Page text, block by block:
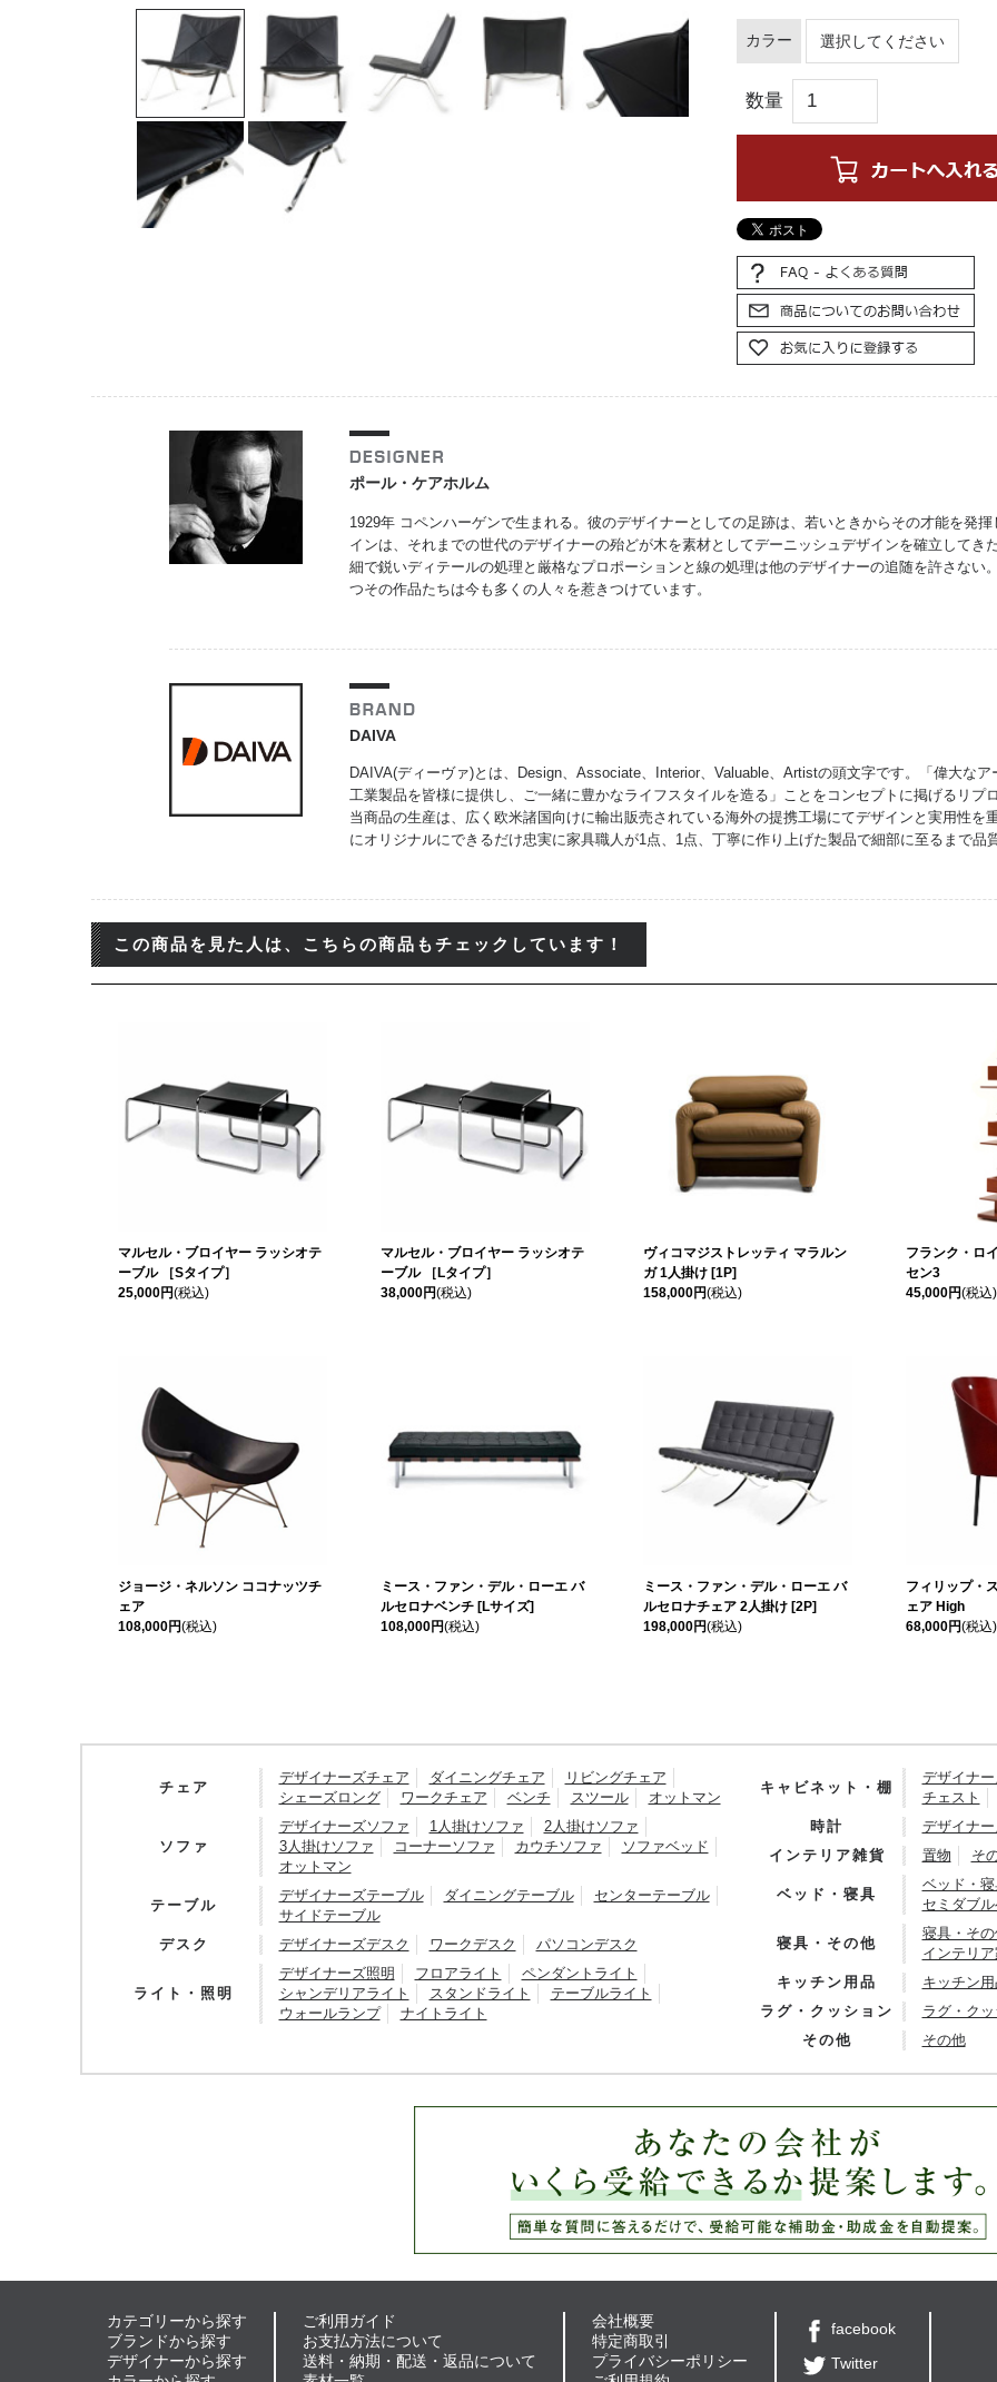
カラー
数量
ポール・ケアホルム
1929年 コペンハーゲンで生まれる。彼のデザイナーとしての足跡は、若いときからその才能を発
インは、それまでの世代のデザイナーの殆どが木を素材としてデーニッシュデザインを確立してき
細で鋭いディテールの処理と厳格なプロポーションと線の処理は他のデザイナーの追随を許さない
つその作品たちは今も多くの人々を惹きつけています。
DAIVA
DAIVA(ディーヴァ)とは、Design、Associate、Interior、Valuable、Artistの頭文字です。「偉大な
工業製品を皆様に提供し、ご一緒に豊かなライフスタイルを造る」ことをコンセプトに掲げるリプ
当商品の生産は、広く欧米諸国向けに輸出販売されている海外の提携工場にてデザインと実用性を
にオリジナルにできるだけ忠実に家具職人が1点、1点、丁寧に作り上げた製品で細部に至るまで品
この商品を見た人は、こちらの商品もチェックしています！
マルセル・ブロイヤー ラッシオテ
ーブル ［Sタイプ］
25,000円(税込)
マルセル・ブロイヤー ラッシオテ
ーブル ［Lタイプ］
38,000円(税込)
ヴィコマジストレッティ マラルン
ガ 1人掛け [1P]
158,000円(税込)
フランク・ロ
セン3
45,000円(税込)
ジョージ・ネルソン ココナッツチ
ェア
108,000円(税込)
ミース・ファン・デル・ローエ バ
ルセロナベンチ [Lサイズ]
108,000円(税込)
ミース・ファン・デル・ローエ バ
ルセロナチェア 2人掛け [2P]
198,000円(税込)
フィリップ・
ェア High
68,000円(税込)
チェア
デザイナーズチェア ダイニングチェア
リビングチェア
シェーズロング
ワークチェア ベンチ スツール オットマン
ソファ
デザイナーズソファ 1人掛けソファ
2人掛けソファ
3人掛けソファ
コーナーソファ カウチソファ
ソファベッド
オットマン
テーブル
デザイナーズテーブル ダイニングテーブル
センターテーブル
サイドテーブル
デスク
デザイナーズデスク ワークデスク パソコンデスク
ライト・照明
デザイナーズ照明 フロアライト
ペンダントライト
シャンデリアライト
スタンドライト
テーブルライト
ウォールランプ
ナイトライト
キャビネット・棚
デザイナ
チェスト
時計
デザイナ
インテリア雑貨
置物 そ
ベッド・寝具
ベッド・
セミダブ
寝具・その他
寝具・そ
インテリ
キッチン用品
キッチン
ラグ・クッション
ラグ・ク
その他
その他
カテゴリーから探す
ブランドから探す
デザイナーから探す
ご利用ガイド
お支払方法について
送料・納期・配送・返品について
会社概要
特定商取引
プライバシーポリシー
facebook
Twitter